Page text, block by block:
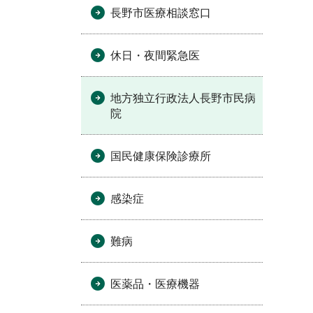
長野市医療相談窓口
休日・夜間緊急医
地方独立行政法人長野市民病
院
国民健康保険診療所
感染症
難病
医薬品・医療機器